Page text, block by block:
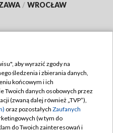
/ WROCŁAW
TVP
zgody
aby wyrazić zgody na
śledzenia i zbierania danych,
końcowym i ich
Twoich danych osobowych przez
(zwaną dalej również „TVP”),
oraz pozostałych Zaufanych
(w tym do
do Twoich zainteresowań i